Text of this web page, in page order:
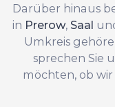
Darüber hinaus
in Prerow, Saal
Umkreis
sprechen Sie
möchten, ob